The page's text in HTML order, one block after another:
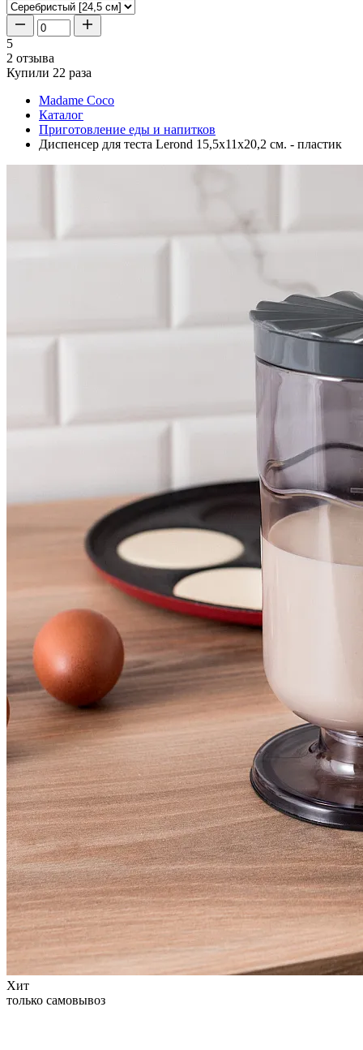
5
2 отзыва
Купили 22 раза
Madame Coco
Каталог
Приготовление еды и напитков
Диспенсер для теста Lerond 15,5x11x20,2 см. - пластик
Хит
только самовывоз